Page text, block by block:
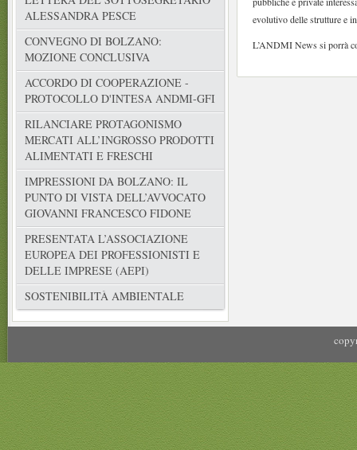
ALESSANDRA PESCE
CONVEGNO DI BOLZANO:
MOZIONE CONCLUSIVA
ACCORDO DI COOPERAZIONE -
PROTOCOLLO D'INTESA ANDMI-GFI
RILANCIARE PROTAGONISMO
MERCATI ALL’INGROSSO PRODOTTI
ALIMENTATI E FRESCHI
IMPRESSIONI DA BOLZANO: IL
PUNTO DI VISTA DELL’AVVOCATO
GIOVANNI FRANCESCO FIDONE
PRESENTATA L’ASSOCIAZIONE
EUROPEA DEI PROFESSIONISTI E
DELLE IMPRESE (AEPI)
SOSTENIBILITÀ AMBIENTALE
evolutivo delle strutture e
L’ANDMI News si porrà